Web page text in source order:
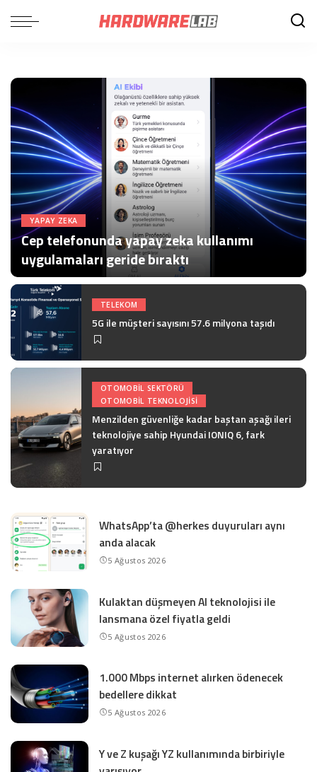
YAPAY ZEKA
Cep telefonunda yapay zeka kullanımı
uygulamaları geride bıraktı
Posted
by
HardwareLab Haber Merkezi
TELEKOM
5G ile müşteri sayısını 57.6 milyona taşıdı
OTOMOBIL SEKTÖRÜ
OTOMOBIL TEKNOLOJISI
Menzilden güvenliğe kadar baştan aşağı ileri
teknolojiye sahip Hyundai IONIQ 6, fark
yaratıyor
WhatsApp’ta @herkes duyuruları aynı
anda alacak
5 Ağustos 2026
Kulaktan düşmeyen AI teknolojisi ile
lansmana özel fiyatla geldi
5 Ağustos 2026
1.000 Mbps internet alırken ödenecek
bedellere dikkat
5 Ağustos 2026
Y ve Z kuşağı YZ kullanımında birbiriyle